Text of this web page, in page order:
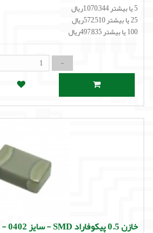
5 یا بیشتر 1,070,344ریال
25 یا بیشتر 572,510ریال
100 یا بیشتر 497,835ریال
خازن 0.5 پیکوفاراد SMD - سایز 0402 - بسته 50 تایی